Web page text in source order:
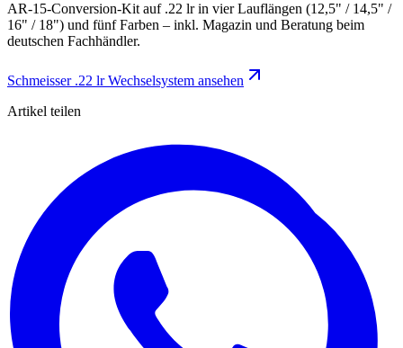
AR-15-Conversion-Kit auf .22 lr in vier Lauflängen (12,5" / 14,5" /
16" / 18") und fünf Farben – inkl. Magazin und Beratung beim
deutschen Fachhändler.
Schmeisser .22 lr Wechselsystem ansehen
Artikel teilen